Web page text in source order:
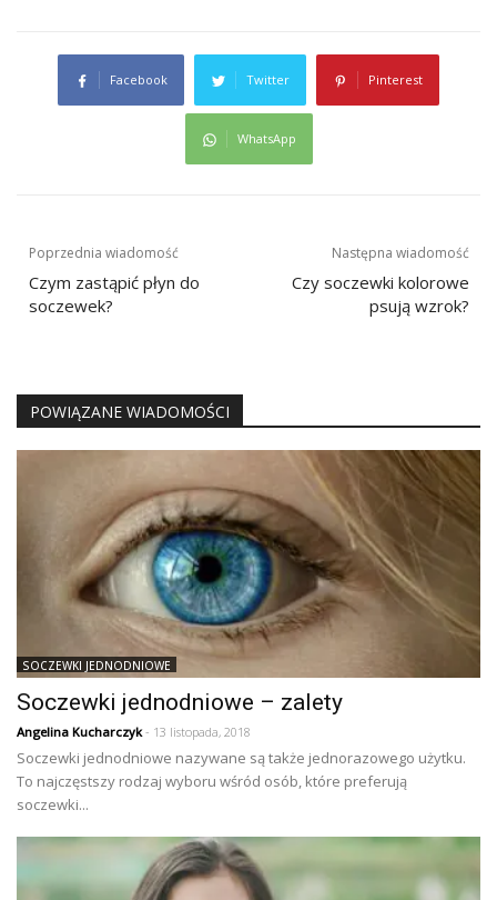
Facebook Twitter Pinterest
WhatsApp
Nawigacja
wpisu
Poprzednia wiadomość
Czym zastąpić płyn do
soczewek?
Następna wiadomość
Czy soczewki kolorowe
psują wzrok?
POWIĄZANE WIADOMOŚCI
SOCZEWKI JEDNODNIOWE
Soczewki jednodniowe – zalety
Angelina Kucharczyk- 13 listopada, 2018
Soczewki jednodniowe nazywane są także jednorazowego użytku.
To najczęstszy rodzaj wyboru wśród osób, które preferują
soczewki...